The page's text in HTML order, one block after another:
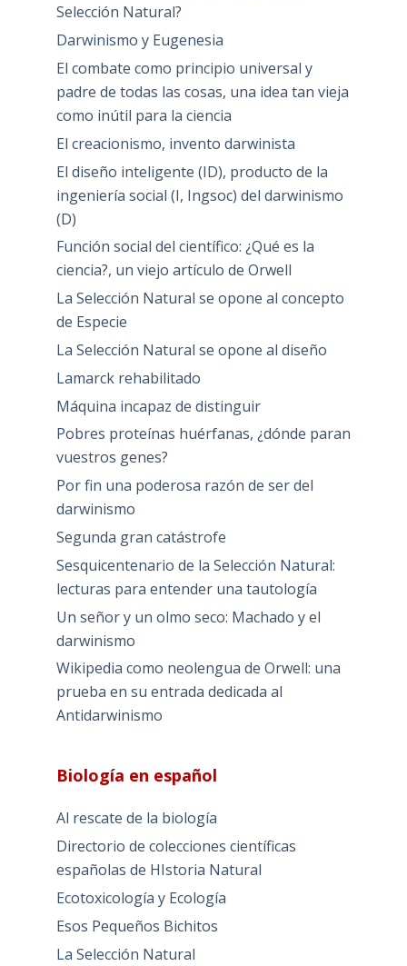
Selección Natural?
Darwinismo y Eugenesia
El combate como principio universal y
padre de todas las cosas, una idea tan vieja
como inútil para la ciencia
El creacionismo, invento darwinista
El diseño inteligente (ID), producto de la
ingeniería social (I, Ingsoc) del darwinismo
(D)
Función social del científico: ¿Qué es la
ciencia?, un viejo artículo de Orwell
La Selección Natural se opone al concepto
de Especie
La Selección Natural se opone al diseño
Lamarck rehabilitado
Máquina incapaz de distinguir
Pobres proteínas huérfanas, ¿dónde paran
vuestros genes?
Por fin una poderosa razón de ser del
darwinismo
Segunda gran catástrofe
Sesquicentenario de la Selección Natural:
lecturas para entender una tautología
Un señor y un olmo seco: Machado y el
darwinismo
Wikipedia como neolengua de Orwell: una
prueba en su entrada dedicada al
Antidarwinismo
Biología en español
Al rescate de la biología
Directorio de colecciones científicas
españolas de HIstoria Natural
Ecotoxicología y Ecología
Esos Pequeños Bichitos
La Selección Natural